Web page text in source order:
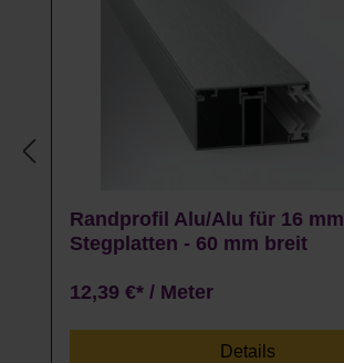
Randprofil Alu/Alu für 16 mm
Stegplatten - 60 mm breit
12,39 €* / Meter
Details